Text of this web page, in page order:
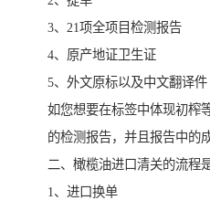
3、21项全项目检测报告
4、原产地证卫生证
5、外文原标以及中文翻译件
如您想要在标签中体现初榨
的检测报告，并且报告中的
二、橄榄油进口清关的流程
1、进口换单